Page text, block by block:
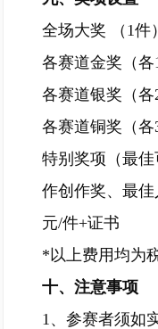
全场大奖 （1件
各赛道金奖（各
各赛道银奖（各
各赛道铜奖（各
特别奖项（最
作创作奖、最
元/件+证书
*以上费用均为
十、注意事项
1、参赛者须如